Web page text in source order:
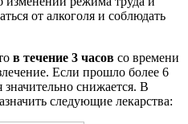
от алкоголя и соблюдать
в течение 3 часов со времени
Если прошло более 6
снижается. В
следующие лекарства: